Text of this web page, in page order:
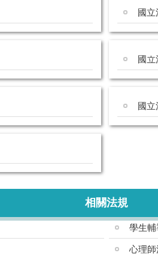
國
國
國
相關法規
學生輔
心理師